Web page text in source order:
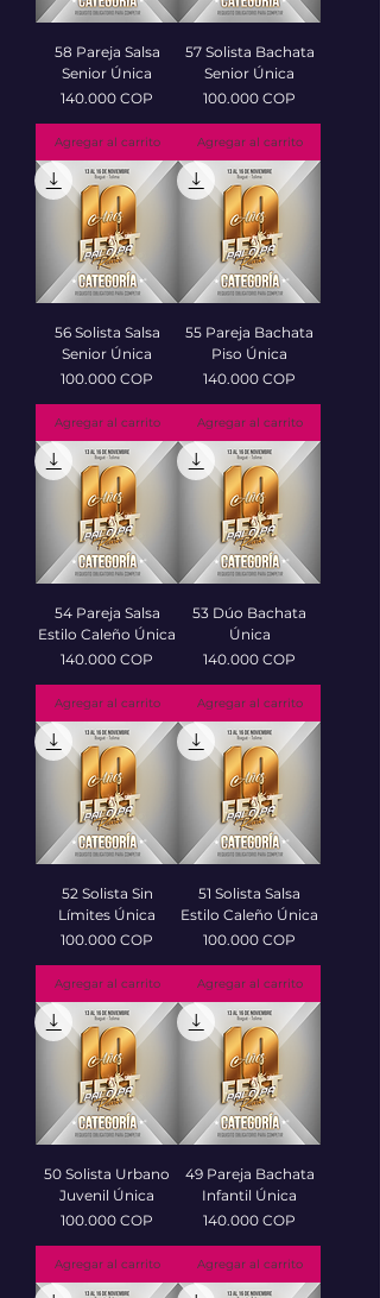
58 Pareja Salsa
Senior Única
Precio
140.000 COP
Agregar al carrito
57 Solista Bachata
Senior Única
Precio
100.000 COP
Agregar al carrito
56 Solista Salsa
Senior Única
Precio
100.000 COP
Agregar al carrito
55 Pareja Bachata
Piso Única
Precio
140.000 COP
Agregar al carrito
54 Pareja Salsa
Estilo Caleño Única
Precio
140.000 COP
Agregar al carrito
53 Dúo Bachata
Única
Precio
140.000 COP
Agregar al carrito
52 Solista Sin
Límites Única
Precio
100.000 COP
Agregar al carrito
51 Solista Salsa
Estilo Caleño Única
Precio
100.000 COP
Agregar al carrito
50 Solista Urbano
Juvenil Única
Precio
100.000 COP
Agregar al carrito
49 Pareja Bachata
Infantil Única
Precio
140.000 COP
Agregar al carrito